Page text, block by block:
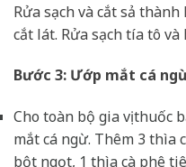
Rửa sạch và cắt sả
cắt lát. Rửa sạch tía tô
Bước 3: Ướp mắt cá
Cho toàn bộ gia vị thuốc
mắt cá ngừ. Thêm 3 thìa
bột ngọt, 1 thìa cà phê